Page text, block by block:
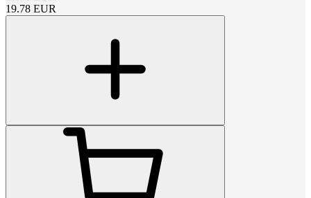
19.78 EUR